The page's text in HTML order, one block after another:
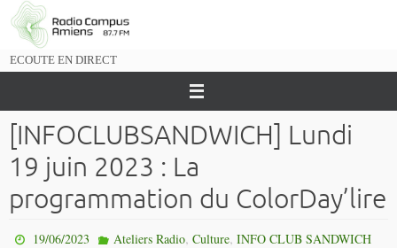
Passer
vers
ECOUTE EN DIRECT
[INFOCLUBSANDWICH] Lundi
19 juin 2023 : La
programmation du ColorDay’lire
19/06/2023 Ateliers Radio, Culture, INFO CLUB SANDWICH